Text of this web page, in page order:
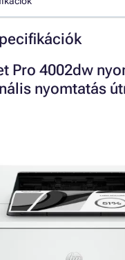
Pro 4002dw
nyomtatás